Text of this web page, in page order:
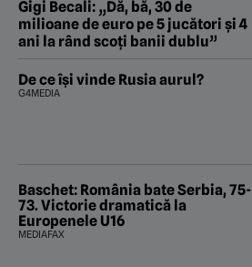
Gigi Becali: „Dă, bă, 30 de
milioane de euro pe 5 jucători și 4
ani la rând scoți banii dublu”
De ce își vinde Rusia aurul?
G4MEDIA
Baschet: România bate Serbia, 75-
73. Victorie dramatică la
Europenele U16
MEDIAFAX